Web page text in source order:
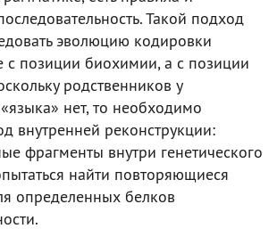
Такой подход
эволюцию кодировки
с позиции биохимии, а с позиции
родственников у
нет, то необходимо
внутренней реконструкции:
фрагменты внутри генетического
найти повторяющиеся
определенных белков